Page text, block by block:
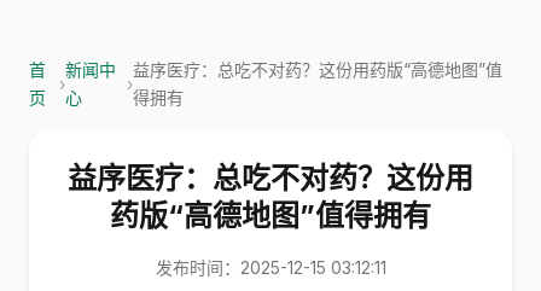
首
页
›
新闻中
心
›
益序医疗：总吃不对药？这份用药版“高德地图”值
得拥有
益序医疗：总吃不对药？这份用
药版“高德地图”值得拥有
发布时间：2025-12-15 03:12:11